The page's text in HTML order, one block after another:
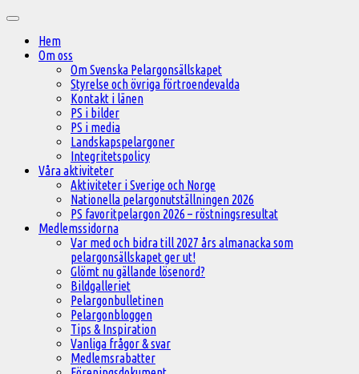
innehåll
Huvudmeny
Hem
Om oss
Om Svenska Pelargonsällskapet
Styrelse och övriga förtroendevalda
Kontakt i länen
PS i bilder
PS i media
Landskapspelargoner
Integritetspolicy
Våra aktiviteter
Aktiviteter i Sverige och Norge
Nationella pelargonutställningen 2026
PS favoritpelargon 2026 – röstningsresultat
Medlemssidorna
Var med och bidra till 2027 års almanacka som
pelargonsällskapet ger ut!
Glömt nu gällande lösenord?
Bildgalleriet
Pelargonbulletinen
Pelargonbloggen
Tips & Inspiration
Vanliga frågor & svar
Medlemsrabatter